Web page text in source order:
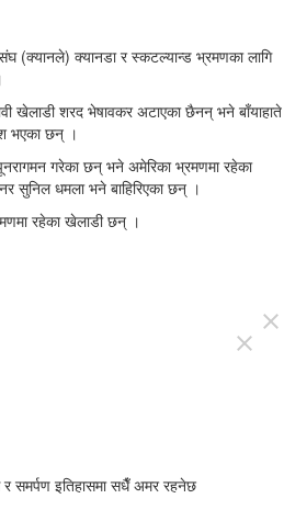
(क्यानले) क्यानडा र स्कटल्यान्ड भ्रमणका लागि
खेलाडी शरद भेषावकर अटाएका छैनन् भने बाँयाहाते
भएका छन् ।
गरेका छन् भने अमेरिका भ्रमणमा रहेका
सुनिल धमला भने बाहिरिएका छन् ।
रहेका खेलाडी छन् ।
close
close